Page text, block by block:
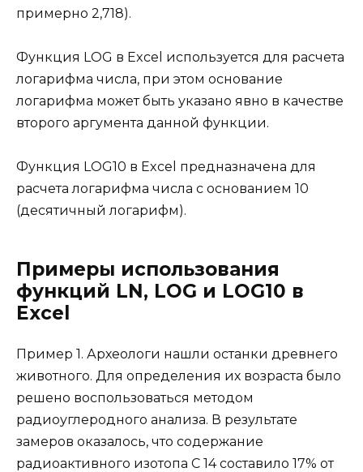
примерно 2,718).
Функция LOG в Excel используется для расчета
логарифма числа, при этом основание
логарифма может быть указано явно в качестве
второго аргумента данной функции.
Функция LOG10 в Excel предназначена для
расчета логарифма числа с основанием 10
(десятичный логарифм).
Примеры использования
функций LN, LOG и LOG10 в
Excel
Пример 1. Археологи нашли останки древнего
животного. Для определения их возраста было
решено воспользоваться методом
радиоуглеродного анализа. В результате
замеров оказалось, что содержание
радиоактивного изотопа C 14 составило 17% от